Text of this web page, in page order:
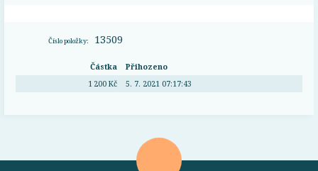
Číslo položky: 13509
Částka
Přihozeno
1 200 Kč
5. 7. 2021 07:17:43